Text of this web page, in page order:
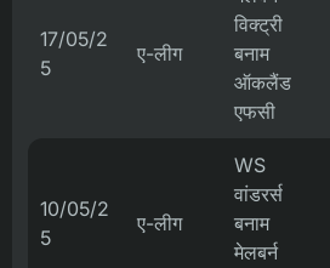
17/05/2
5
ए-लीग
विक्ट्री
बनाम
ऑकलैंड
एफसी
10/05/2
5
ए-लीग
WS
वांडरर्स
बनाम
मेलबर्न